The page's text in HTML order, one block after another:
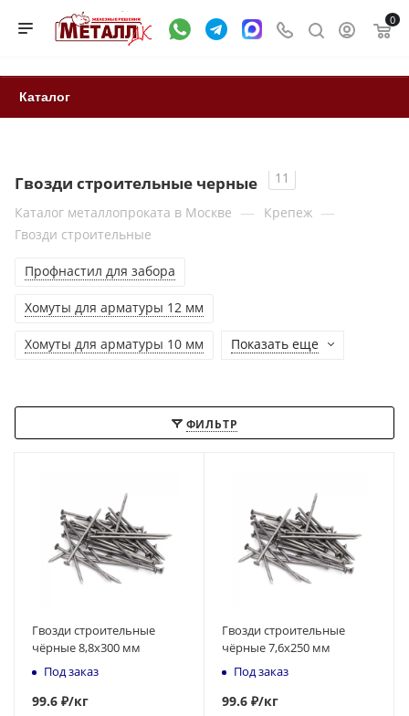
0
Каталог
Гвозди строительные черные
11
Каталог металлопроката в Москве — Крепеж —
Гвозди строительные
Профнастил для забора
Хомуты для арматуры 12 мм
Хомуты для арматуры 10 мм Показать еще
ФИЛЬТР
Гвозди строительные
чёрные 8,8x300 мм
Под заказ
99.6 ₽/кг
Гвозди строительные
чёрные 7,6x250 мм
Под заказ
99.6 ₽/кг